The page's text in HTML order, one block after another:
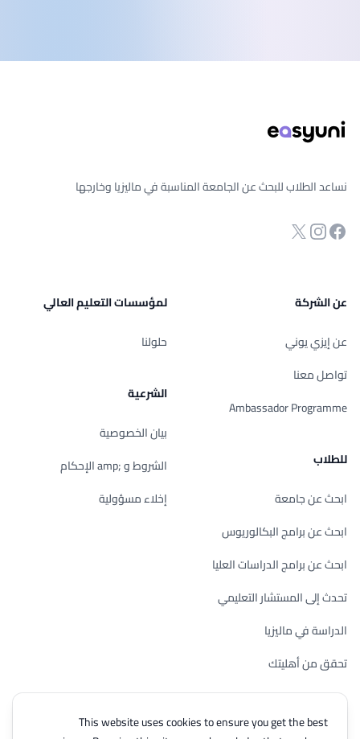
This website uses cookies to ensure you get the best
نساعد الطلاب للبحث عن الجامعة المناسبة في ماليزيا وخارجها
صفحة الفيسبوك
انستجرام
Twitter
عن الشركة
عن إيزي يوني
تواصل معنا
Ambassador Programme
للطلاب
ابحث عن جامعة
ابحث عن برامج البكالوريوس
ابحث عن برامج الدراسات العليا
تحدث إلى المستشار التعليمي
الدراسة في ماليزيا
تحقق من أهليتك
لمؤسسات التعليم العالي
حلولنا
الشرعية
بيان الخصوصية
الشروط و ;amp الإحكام
إخلاء مسؤولية